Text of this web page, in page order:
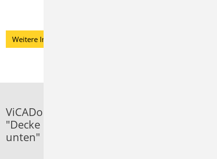
Weitere Informationen
ViCADo - Wahlweise
"Decke oben" oder "Decke
unten"